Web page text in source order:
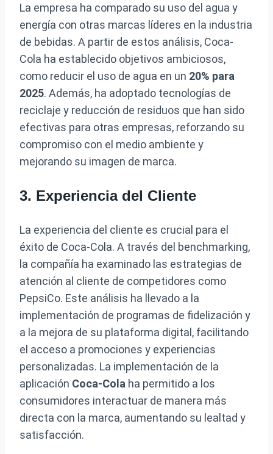
La empresa ha comparado su uso del agua y
energía con otras marcas líderes en la industria
de bebidas. A partir de estos análisis, Coca-
Cola ha establecido objetivos ambiciosos,
como reducir el uso de agua en un 20% para
2025. Además, ha adoptado tecnologías de
reciclaje y reducción de residuos que han sido
efectivas para otras empresas, reforzando su
compromiso con el medio ambiente y
mejorando su imagen de marca.
3. Experiencia del Cliente
La experiencia del cliente es crucial para el
éxito de Coca-Cola. A través del benchmarking,
la compañía ha examinado las estrategias de
atención al cliente de competidores como
PepsiCo. Este análisis ha llevado a la
implementación de programas de fidelización y
a la mejora de su plataforma digital, facilitando
el acceso a promociones y experiencias
personalizadas. La implementación de la
aplicación Coca-Cola ha permitido a los
consumidores interactuar de manera más
directa con la marca, aumentando su lealtad y
satisfacción.